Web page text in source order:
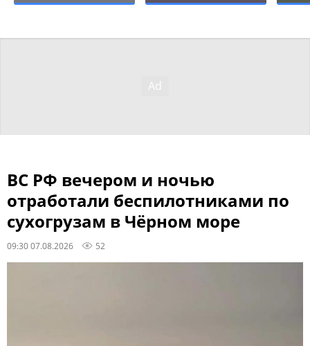
ВС РФ вечером и ночью
отработали беспилотниками по
сухогрузам в Чёрном море
09:30 07.08.2026 52